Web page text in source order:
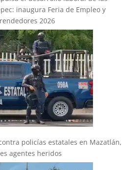
inaugura Feria de Empleo y
2026
policías estatales en Mazatlán,
agentes heridos